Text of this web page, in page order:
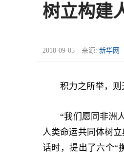
树立构建
2018-09-05 来源: 新华网
积力之所举，则无
“我们愿同非洲人
人类命运共同体树
话时，提出了六个“